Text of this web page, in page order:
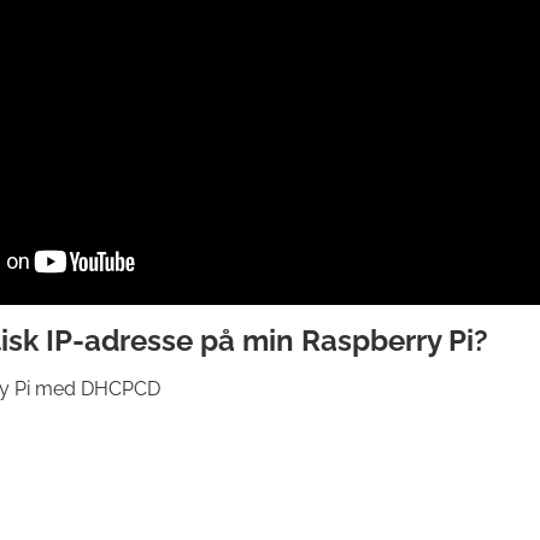
IP-adresse på min Raspberry Pi?
Pi med DHCPCD